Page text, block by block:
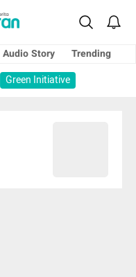
Audio Story
Trending
Green Initiative